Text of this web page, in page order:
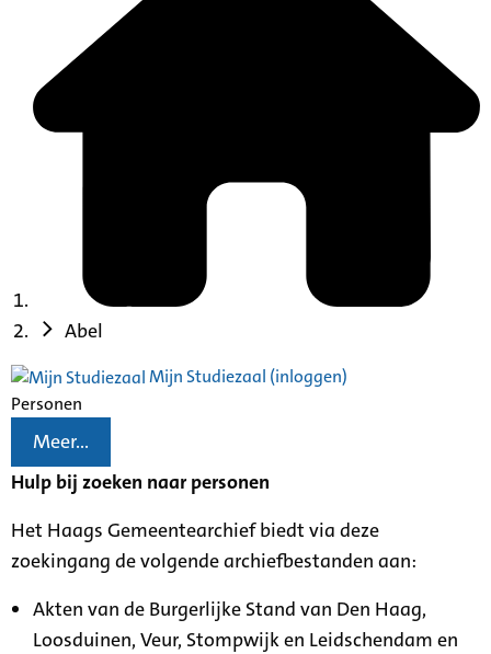
Abel
Mijn Studiezaal (inloggen)
Personen
Meer...
Hulp bij zoeken naar personen
Het Haags Gemeentearchief biedt via deze
zoekingang de volgende archiefbestanden aan:
Akten van de Burgerlijke Stand van Den Haag,
Loosduinen, Veur, Stompwijk en Leidschendam en